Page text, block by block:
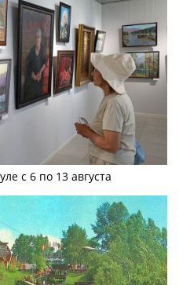
с 6 по 13 августа